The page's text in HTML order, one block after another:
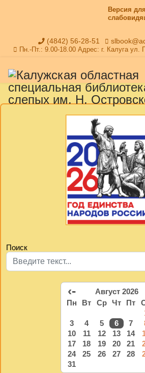
Версия для
(4842) 56-28-51
Пн.-Пт.: 9.00-18.00 Адрес: г. Калуга
Поиск
‹- Август 2026
Пн Вт Ср Чт Пт
3
4 5 6 7
10
11 12 13 14
17
18 19 20 21
24
25 26 27 28
31